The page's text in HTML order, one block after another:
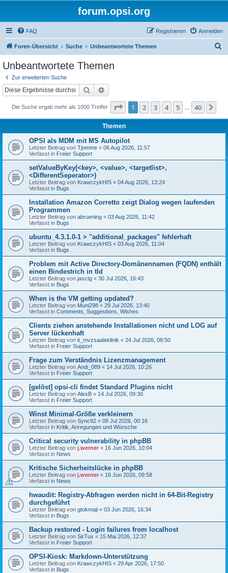
forum.opsi.org
FAQ Anmelden
Registrieren
Foren-Übersicht Suche Unbeantwortete Themen
Unbeantwortete Themen
Zur erweiterten Suche
Suche
Die Suche ergab mehr als 1000 Treffer Seite 1von 40
1 2 3 4 5 40
Themen
OPSI als MDM mit MS Autopilot
Letzter Beitrag von Tjomme « 06 Aug 2026, 11:57
Verfasst in Freier Support
setValueByKey(<key>, <value>, <targetlist>,
<DifferentSeperator>)
Letzter Beitrag von KrawczykHIS « 04 Aug 2026, 13:24
Verfasst in Bugs
Installation Amazon Corretto zeigt Dialog wegen laufenden
Programmen
Letzter Beitrag von abruening « 03 Aug 2026, 11:42
Verfasst in Bugs
ubuntu_4.3.1.0-1 > "additional_packages" fehlerhaft
Letzter Beitrag von KrawczykHIS « 03 Aug 2026, 11:04
Verfasst in Bugs
Problem mit Active Directory-Domänennamen (FQDN) enthält
einen Bindestrich in tld
Letzter Beitrag von jasctg « 30 Jul 2026, 16:43
Verfasst in Bugs
When is the VM getting updated?
Letzter Beitrag von Muni298 « 29 Jul 2026, 13:40
Verfasst in Comments, Suggestions, Wishes
Clients ziehen anstehende Installationen nicht und LOG auf
Server lückenhaft
Letzter Beitrag von it_mvzsaaleklinik « 24 Jul 2026, 08:50
Verfasst in Freier Support
Frage zum Verständnis Lizenzmanagement
Letzter Beitrag von Andi_089 « 14 Jul 2026, 10:26
Verfasst in Freier Support
[gelöst] opsi-cli findet Standard Plugins nicht
Letzter Beitrag von AlexB « 14 Jul 2026, 09:30
Verfasst in Freier Support
Winst Minimal-Größe verkleinern
Letzter Beitrag von Sync92 « 08 Jul 2026, 00:16
Verfasst in Kritik, Anregungen und Wünsche
Critical security vulnerability in phpBB
Letzter Beitrag von j.werner « 16 Jun 2026, 10:04
Verfasst in News
Kritische Sicherheitslücke in phpBB
Letzter Beitrag von j.werner « 16 Jun 2026, 09:58
Verfasst in News
hwaudit: Registry-Abfragen werden nicht in 64-Bit-Registry
durchgeführt
Letzter Beitrag von gtokmaji « 03 Jun 2026, 16:34
Verfasst in Bugs
Backup restored - Login failures from localhost
Letzter Beitrag von SirTux « 15 Mai 2026, 12:37
Verfasst in Freier Support
OPSI-Kiosk: Markdown-Unterstützung
Letzter Beitrag von KrawczykHIS « 29 Apr 2026, 17:50
Verfasst in Bugs